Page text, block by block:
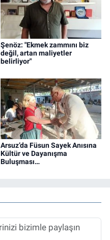
Şenöz: "Ekmek zammını biz
değil, artan maliyetler
belirliyor"
Arsuz’da Füsun Sayek Anısına
Kültür ve Dayanışma
Buluşması…